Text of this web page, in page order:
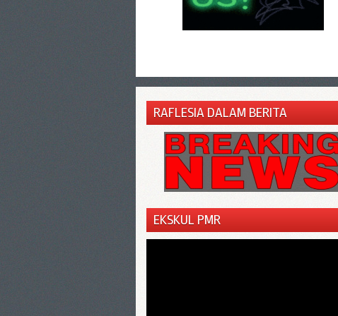
RAFLESIA DALAM BERITA
EKSKUL PMR